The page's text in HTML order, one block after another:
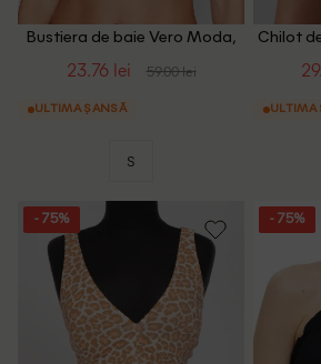
Bustiera de baie Vero Moda,
23.76 lei 59.00 lei
ULTIMA ȘANSĂ
S
Chilot
ULTIMA
- 75% - 75%